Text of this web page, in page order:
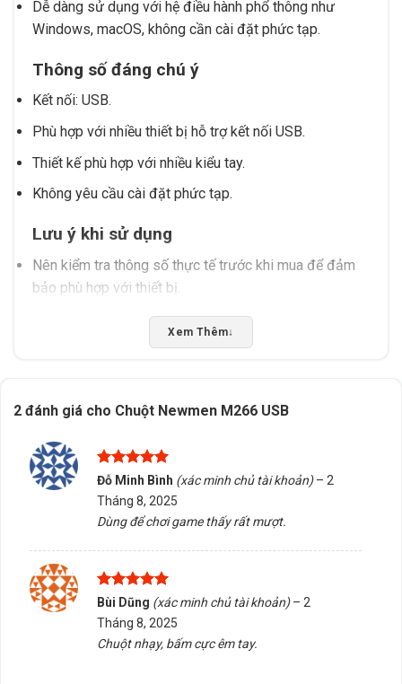
Dễ dàng sử dụng với hệ điều hành phổ thông như
Windows, macOS, không cần cài đặt phức tạp.
Thông số đáng chú ý
Kết nối: USB.
Phù hợp với nhiều thiết bị hỗ trợ kết nối USB.
Thiết kế phù hợp với nhiều kiểu tay.
Không yêu cầu cài đặt phức tạp.
Lưu ý khi sử dụng
Nên kiểm tra thông số thực tế trước khi mua để đảm
bảo phù hợp với thiết bị.
Tránh đặt chuột ở nơi ẩm ướt hoặc có vật cản để đảm
để tránh hư hỏng.
Tấn Phát AD sẵn sàng tư vấn chọn đúng sản phẩm, hỗ
trợ kiểm tra tương thích và giao hàng/tư vấn tại Buôn
Ma Thuột, Đắk Lắk. Liên hệ ngay để được hỗ trợ tận
tình!
Rate this product
Bấm 5 sao để ủng hộ shop
Xem Thêm↓
2 đánh giá cho Chuột Newmen M266 USB
Được xếp
sao
Đỗ Minh Bình (xác minh chủ tài khoản) – 2
Tháng 8, 2025
Dùng để chơi game thấy rất mượt.
Được xếp
5
sao
Bùi Dũng (xác minh chủ tài khoản) – 2
Tháng 8, 2025
Chuột nhạy, bấm cực êm tay.